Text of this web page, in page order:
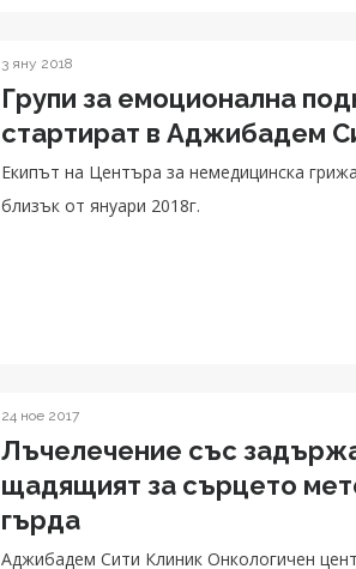
3 яну 2018
Групи за емоционална
стартират в Аджибадем
Екипът на Центъра за немедицинска
близък от януари 2018г.
24 ное 2017
Лъчелечение със
щадящият за сърцето
гърда
Аджибадем Сити Клиник Онкологичен